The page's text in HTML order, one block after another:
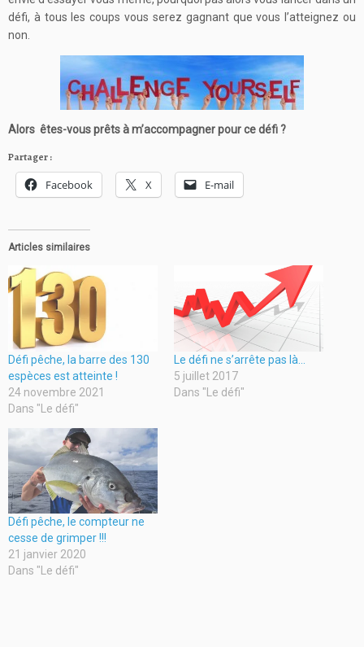
défi, à tous les coups vous serez gagnant que vous l’atteignez ou
non.
Alors êtes-vous prêts à m’accompagner pour ce défi ?
Partager :
Facebook X E-mail
Articles similaires
Défi pêche, la barre des 130
espèces est atteinte !
24 novembre 2021
Dans "Le défi"
Le défi ne s’arrête pas là…
5 juillet 2017
Dans "Le défi"
Défi pêche, le compteur ne
cesse de grimper !!!
21 janvier 2020
Dans "Le défi"